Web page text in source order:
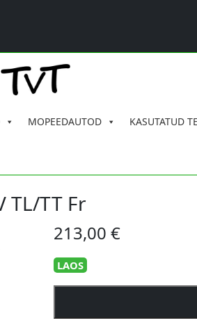
MOPEEDAUTOD KASUTATUD
TL/TT Fr
213,00€
LAOS